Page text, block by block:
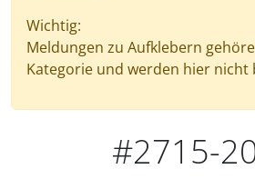
Wichtig:
Meldungen zu Aufklebern
Kategorie und werden hier nicht
#2715-